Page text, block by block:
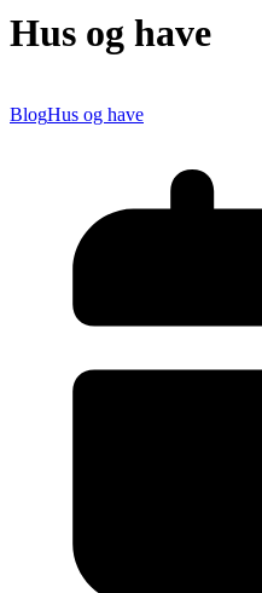
Hus og have
BlogHus og have